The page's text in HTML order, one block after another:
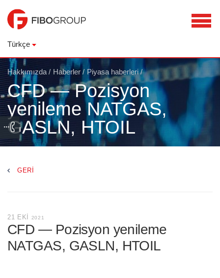
Türkçe
Hakkımızda / Haberler / Piyasa haberleri/
CFD — Pozisyon
yenileme NATGAS,
GASLN, HTOIL
GERI
21 EKI 2021
CFD — Pozisyon yenileme
NATGAS, GASLN, HTOIL